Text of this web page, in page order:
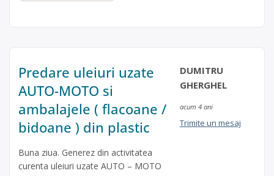
Predare uleiuri uzate
AUTO-MOTO si
ambalajele ( flacoane /
bidoane ) din plastic
Buna ziua. Generez din activitatea
curenta uleiuri uzate AUTO – MOTO
DUMITRU
GHERGHEL
acum 4 ani
Trimite un mesaj